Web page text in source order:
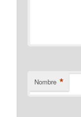
Nombre *